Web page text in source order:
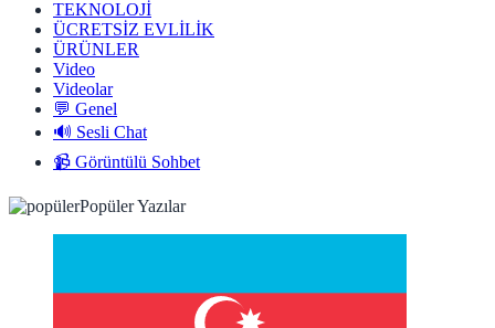
TEKNOLOJİ
ÜCRETSİZ EVLİLİK
ÜRÜNLER
Video
Videolar
💬 Genel
🔊 Sesli Chat
📹 Görüntülü Sohbet
Popüler Yazılar